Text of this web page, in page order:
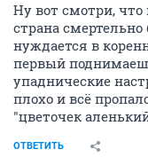
Ну вот смотри, что
страна
нуждается в
первый
упаднические
плохо и всё
"цветочек
ОТВЕТИТЬ